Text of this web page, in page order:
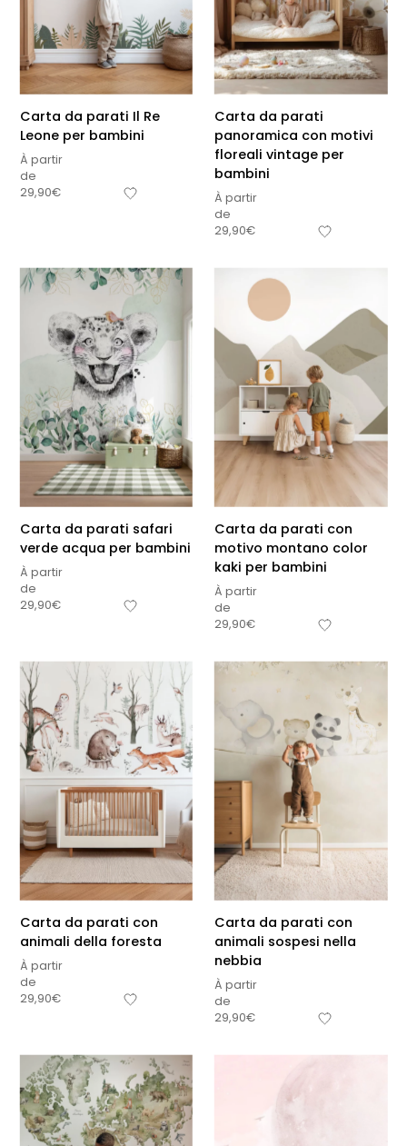
Carta da parati Il Re
Leone per bambini
À partir
de
29,90€
Carta da parati
panoramica con motivi
floreali vintage per
bambini
À partir
de
29,90€
Carta da parati safari
verde acqua per bambini
À partir
de
29,90€
Carta da parati con
motivo montano color
kaki per bambini
À partir
de
29,90€
Carta da parati con
animali della foresta
À partir
de
29,90€
Carta da parati con
animali sospesi nella
nebbia
À partir
de
29,90€